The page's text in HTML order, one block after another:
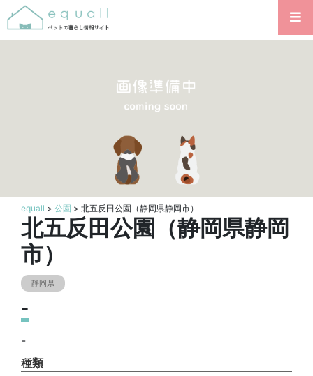
equall > 公園 > 北五反田公園（静岡県静岡市）
北五反田公園（静岡県静岡
市）
静岡県
-
-
種類